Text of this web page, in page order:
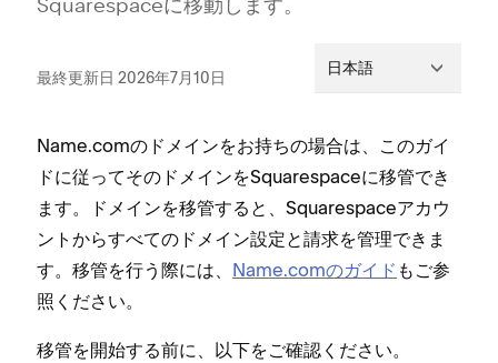
Squarespaceに移動します⁠。
最終更新日 2026年7月10日 日本語
Name⁠.comのドメインをお持ちの場合は⁠、このガイ
ドに従⁠ってそのドメインをSquarespaceに移管でき
ます⁠。ドメインを移管すると⁠、Squarespaceアカウ
ントからすべてのドメイン設定と請求を管理できま
す⁠。移管を行う際には⁠、 Name⁠.comのガイド もご参
照ください⁠。
移管を開始する前に⁠、以下をご確認ください⁠。